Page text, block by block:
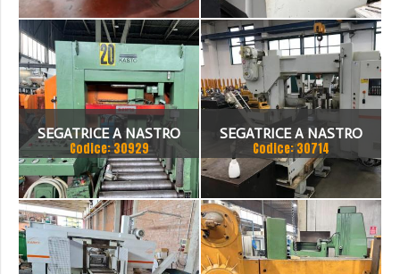
SEGATRICE A NASTRO
ORIZZONTALE
AUTOMATICA KASTO 520
Codice: 30929
SEGATRICE A NASTRO
MARCA KASTO MOD.HBA
520 AU. USATA,
REVISIONATA, GARANTITA.
ANNO 2002
Codice: 30714